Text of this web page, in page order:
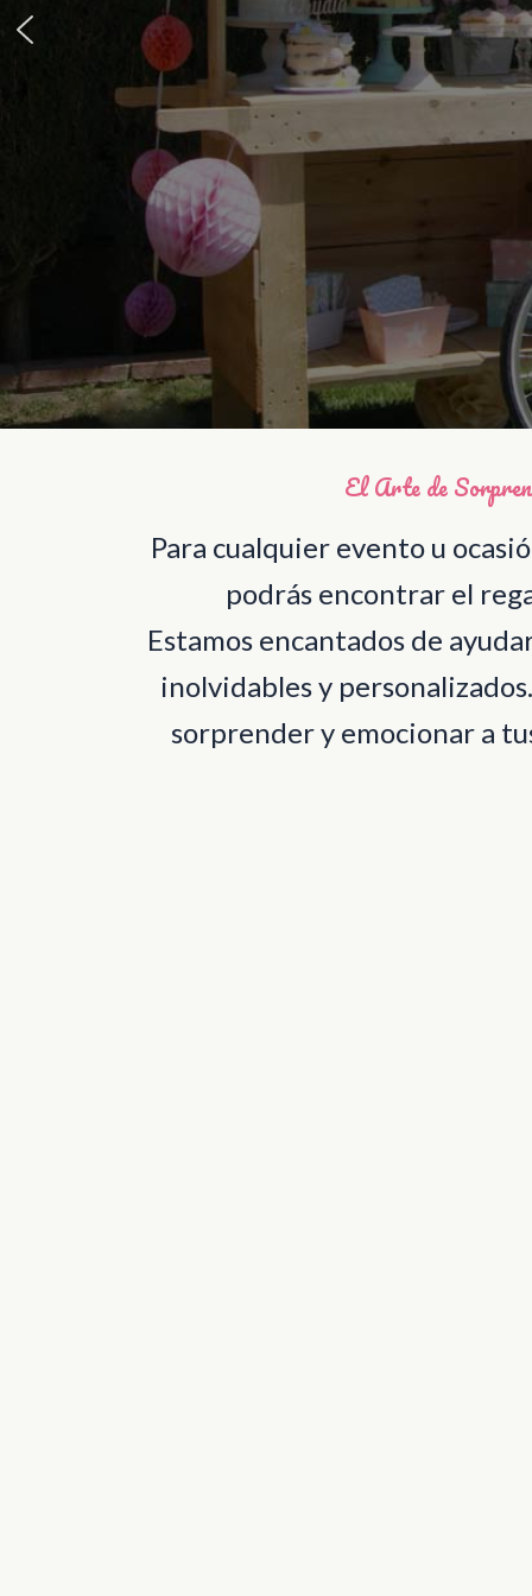
El Arte de
Para cualquier evento u
podrás encontrar el
Estamos encantados de
inolvidables y
sorprender y emocionar a